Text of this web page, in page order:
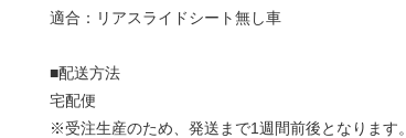
適合：リアスライドシート無し車
■配送方法
宅配便
※受注生産のため、発送まで1週間前後となります。